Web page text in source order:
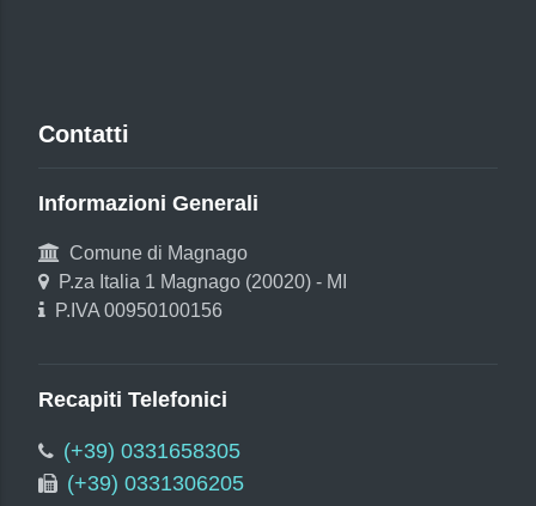
Contatti
Informazioni Generali
Comune di Magnago
P.za Italia 1 Magnago (20020) - MI
P.IVA 00950100156
Recapiti Telefonici
(+39) 0331658305
(+39) 0331306205